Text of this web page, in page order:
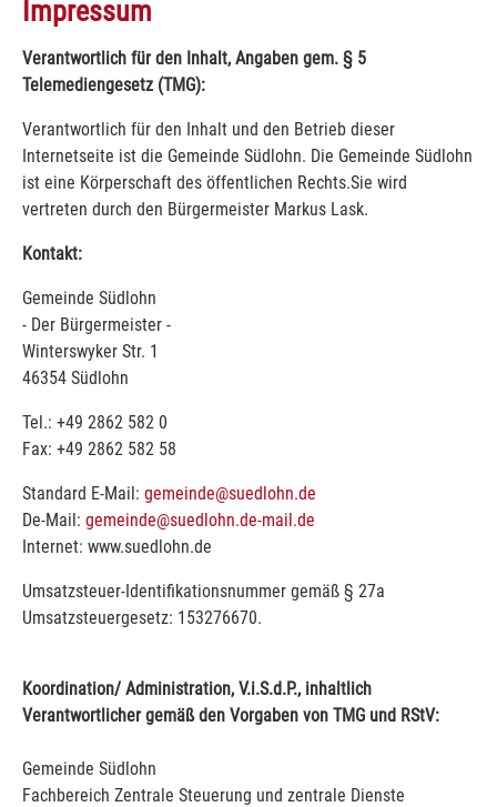
Impressum
Verantwortlich für den Inhalt, Angaben gem. § 5
Telemediengesetz (TMG):
Verantwortlich für den Inhalt und den Betrieb dieser
Internetseite ist die Gemeinde Südlohn. Die Gemeinde Südlohn
ist eine Körperschaft des öffentlichen Rechts.Sie wird
vertreten durch den Bürgermeister Markus Lask.
Kontakt:
Gemeinde Südlohn
- Der Bürgermeister -
Winterswyker Str. 1
46354 Südlohn
Tel.: +49 2862 582 0
Fax: +49 2862 582 58
Standard E-Mail: gemeinde@suedlohn.de
De-Mail: gemeinde@suedlohn.de-mail.de
Internet: www.suedlohn.de
Umsatzsteuer-Identifikationsnummer gemäß § 27a
Umsatzsteuergesetz: 153276670.
Koordination/ Administration, V.i.S.d.P., inhaltlich
Verantwortlicher gemäß den Vorgaben von TMG und RStV:
Gemeinde Südlohn
Fachbereich Zentrale Steuerung und zentrale Dienste